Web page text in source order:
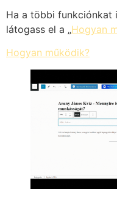
Ha a többi funkciónkat
látogass el a „Hogyan
Hogyan működik?